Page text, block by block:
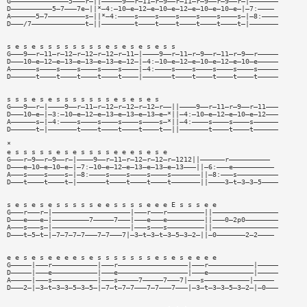
D——————————5—7———7e—||*—4:—10—e—12—e—10—e—12—e—10—e—10—e—|—7:————
A——————5—7—————————s—||*—4:————s————s————s————s————s————s—|—8:————
D———/7—————————————t—||————————t————t————t————t————t————t—|———————
s e s e s s s s s s s s e s e s e s e s s
G———9——r—11—r—12—r—12—r—12—r—11—|————9——r—11—r—9——r—11—r—9——r—————
D———10—e—12—e—13—e—13—e—13—e—12—|—4:—10—e—12—e—10—e—12—e—10—e—————
A——————s————s————s————s————s————|—4:————s————s————s————s————s—————
D——————t————t————t————t————t————|———————t————t————t————t————t—————
s s s e s e s s s s s s s e s e s e s
G———9——r—|————9——r—11—r—12—r—12—r—12—r——||————9——r—11—r—9——r—11———
D———10—e—|—3:—10—e—12—e—13—e—13—e—13—e—*||—4:—10—e—12—e—10—e—12———
A——————s—|—4:————s————s————s————s————s—*||—4:————s————s————s——————
D——————t—|———————t————t————t————t————t——||———————t————t————t——————
*
e s s s s s e s e s s s s e e e s e s e
G———r—9——r—9——r—|————9——r—11—r—12—r—12—r—1212||——————r——————————
D———e—10—e—10—e—|—7:—10—e—12—e—13—e—13—e—13———||—6:———e——————————
A———s————s————s—|—8:————s————s————s————s———————||—8:———s——————————
D———t————t————t—|———————t————t————t————t———————||————3—t—3—3—5————
s e s e s e s s s s s e e s s s s e e e E s s s e e
G———r———r—|———————————————————|———r———r—————————||————————————————
D———e———e—|—————————7—————7———|———e———e—————————||———0—2p0————————
A———s———s—|———————————————————|———s———s—————————||————————————————
D———t—5—t—|—7—7—7—7———7—7———7|—3—t—3—t—3—5—3—2—||—0———————2—2————
e e s e s e e e e s e s s s s s s s e s e s e e e e
G—————|———r———————————|———r—————————————————|———r———————————|—————
D—————|———e———————————|———e—————————————————|———e———————————|—————
A—————|———s———————————|———s—————7—————7———7|———s———————————|—————
D———2—|—3—t—3—3—5—3—5—|—7—t—7—7———7—7———7———|—3—t—3—3—5—3—2—|—0———